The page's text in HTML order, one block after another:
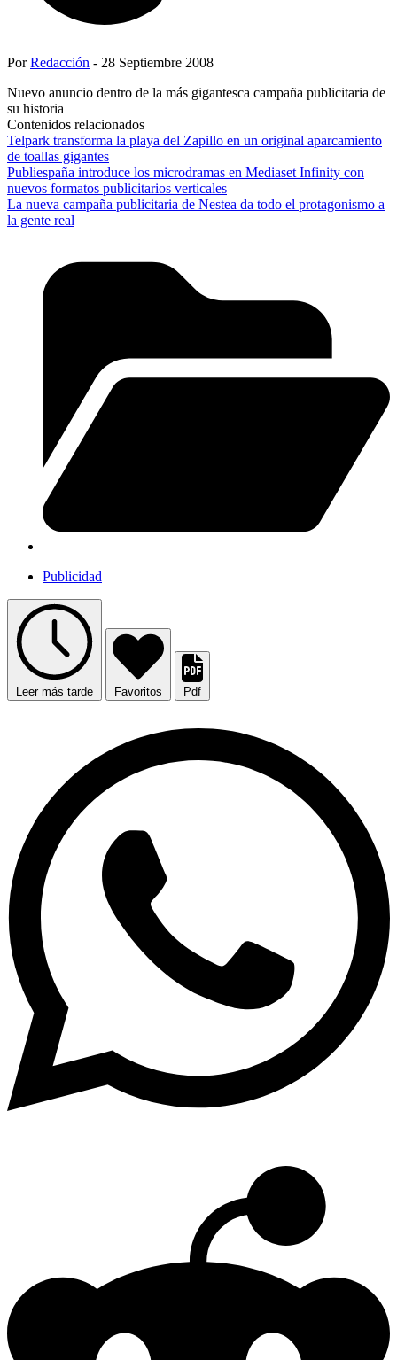
PorRedacción - 28 Septiembre 2008
Nuevo anuncio dentro de la más gigantesca campaña publicitaria de
su historia
Contenidos relacionados
Telpark transforma la playa del Zapillo en un original aparcamiento
de toallas gigantes
Publiespaña introduce los microdramas en Mediaset Infinity con
nuevos formatos publicitarios verticales
La nueva campaña publicitaria de Nestea da todo el protagonismo a
la gente real
Publicidad
Leer más tarde Favoritos Pdf